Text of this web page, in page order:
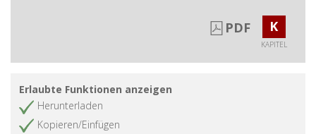
PDF K
KAPITEL
Erlaubte Funktionen anzeigen
Herunterladen
Kopieren/Einfügen